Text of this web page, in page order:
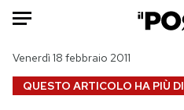
HOME
QUESTO ARTICOLO HA PIÙ DI
Venerdì 18 febbraio 2011